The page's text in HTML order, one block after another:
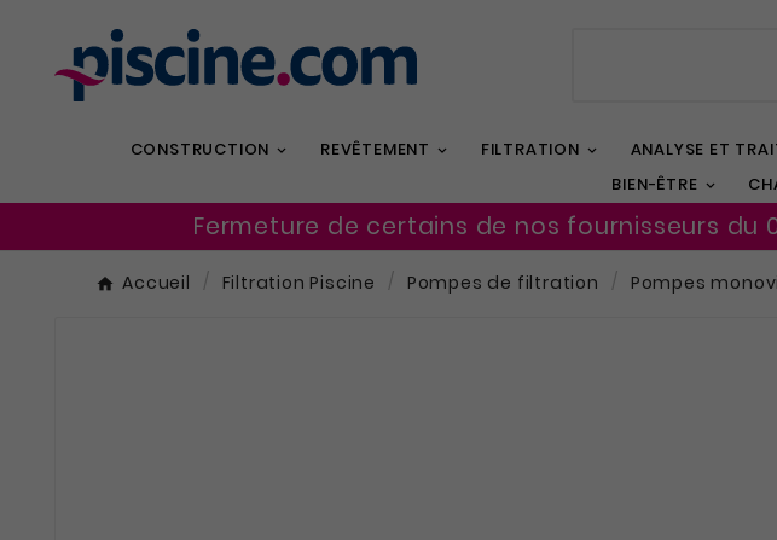
CONSTRUCTION REVÊTEMENT FILTRATION ANALYSE ET
BIEN-ÊTRE
Fermeture de certains de nos fournisseurs
Accueil Filtration Piscine Pompes de filtration Pompes